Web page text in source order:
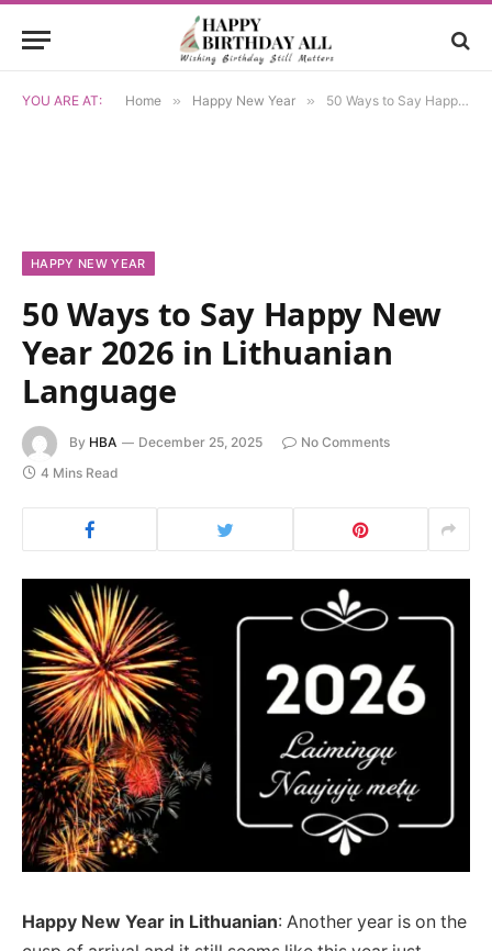
YOU ARE AT: Home » Happy New Year » 50 Ways to Say Happy New Year 2026 in Lithuanian Language
HAPPY NEW YEAR
50 Ways to Say Happy New
Year 2026 in Lithuanian
Language
By HBA December 25, 2025
No Comments
4 Mins Read
Happy New Year in Lithuanian: Another year is on the